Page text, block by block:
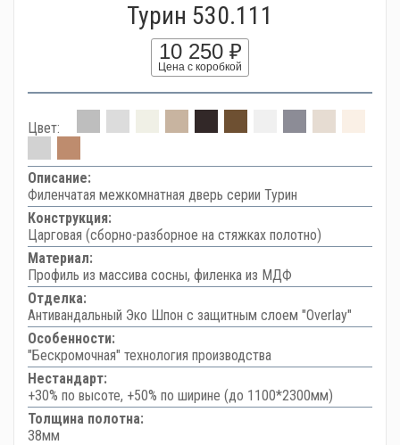
Турин 530.111
10 250 ₽
Цена с коробкой
Цвет:
Описание:
Филенчатая межкомнатная дверь серии Турин
Конструкция:
Царговая (сборно-разборное на стяжках полотно)
Материал:
Профиль из массива сосны, филенка из МДФ
Отделка:
Антивандальный Эко Шпон с защитным слоем "Overlay"
Особенности:
"Бескромочная" технология производства
Нестандарт:
+30% по высоте, +50% по ширине (до 1100*2300мм)
Толщина полотна:
38мм